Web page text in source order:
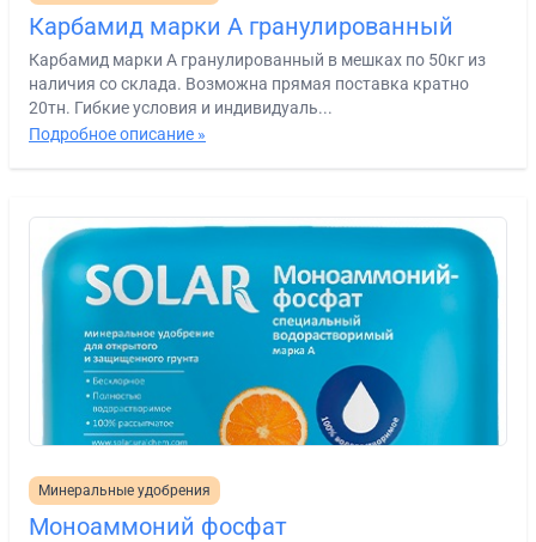
Карбамид марки А гранулированный
Карбамид марки А гранулированный в мешках по 50кг из
наличия со склада. Возможна прямая поставка кратно
20тн. Гибкие условия и индивидуаль...
Подробное описание »
Минеральные удобрения
Моноаммоний фосфат